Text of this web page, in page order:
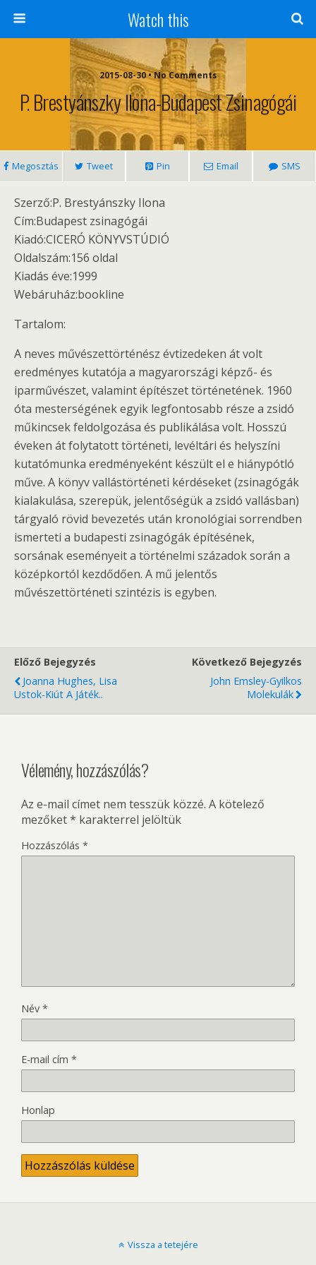
Watch this
2015-08-30 • No Comments
P. Brestyánszky Ilona-Budapest Zsinagógái
Megosztás Tweet Pin Email SMS
Szerző:P. Brestyánszky Ilona
Cím:Budapest zsinagógái
Kiadó:CICERÓ KÖNYVSTÚDIÓ
Oldalszám:156 oldal
Kiadás éve:1999
Webáruház:bookline
Tartalom:
A neves művészettörténész évtizedeken át volt
eredményes kutatója a magyarországi képző- és
iparművészet, valamint építészet történetének. 1960
óta mesterségének egyik legfontosabb része a zsidó
műkincsek feldolgozása és publikálása volt. Hosszú
éveken át folytatott történeti, levéltári és helyszíni
kutatómunka eredményeként készült el e hiánypótló
műve. A könyv vallástörténeti kérdéseket (zsinagógák
kialakulása, szerepük, jelentőségük a zsidó vallásban)
tárgyaló rövid bevezetés után kronológiai sorrendben
ismerteti a budapesti zsinagógák építésének,
sorsának eseményeit a történelmi századok során a
középkortól kezdődően. A mű jelentős
művészettörténeti szintézis is egyben.
Előző Bejegyzés
Joanna Hughes, Lisa
Ustok-Kiút A Játék..
Következő Bejegyzés
John Emsley-Gyilkos
Molekulák
Vélemény, hozzászólás?
Az e-mail címet nem tesszük közzé. A kötelező
mezőket* karakterrel jelöltük
Hozzászólás *
Név *
E-mail cím *
Honlap
Vissza a tetejére